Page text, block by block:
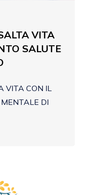
VITA
SALUTE
VITA CON IL
DI